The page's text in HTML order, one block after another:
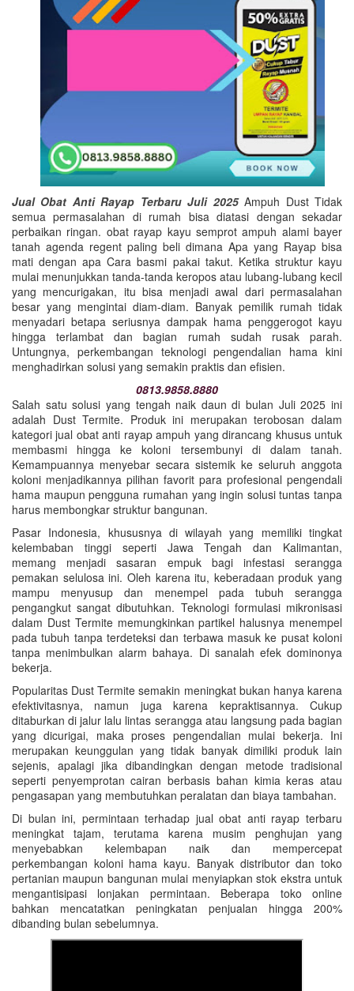
Jual Obat Anti Rayap Terbaru Juli 2025Ampuh Dust Tidak
semua permasalahan di rumah bisa diatasi dengan sekadar
perbaikan ringan. obat rayap kayu semprot ampuh alami bayer
tanah agenda regent paling beli dimana Apa yang Rayap bisa
mati dengan apa Cara basmi pakai takut. Ketika struktur kayu
mulai menunjukkan tanda-tanda keropos atau lubang-lubang kecil
yang mencurigakan, itu bisa menjadi awal dari permasalahan
besar yang mengintai diam-diam. Banyak pemilik rumah tidak
menyadari betapa seriusnya dampak hama penggerogot kayu
hingga terlambat dan bagian rumah sudah rusak parah.
Untungnya, perkembangan teknologi pengendalian hama kini
menghadirkan solusi yang semakin praktis dan efisien.
0813.9858.8880
Salah satu solusi yang tengah naik daun di bulan Juli 2025 ini
adalah Dust Termite. Produk ini merupakan terobosan dalam
kategori jual obat anti rayap ampuh yang dirancang khusus untuk
membasmi hingga ke koloni tersembunyi di dalam tanah.
Kemampuannya menyebar secara sistemik ke seluruh anggota
koloni menjadikannya pilihan favorit para profesional pengendali
hama maupun pengguna rumahan yang ingin solusi tuntas tanpa
harus membongkar struktur bangunan.
Pasar Indonesia, khususnya di wilayah yang memiliki tingkat
kelembaban tinggi seperti Jawa Tengah dan Kalimantan,
memang menjadi sasaran empuk bagi infestasi serangga
pemakan selulosa ini. Oleh karena itu, keberadaan produk yang
mampu menyusup dan menempel pada tubuh serangga
pengangkut sangat dibutuhkan. Teknologi formulasi mikronisasi
dalam Dust Termite memungkinkan partikel halusnya menempel
pada tubuh tanpa terdeteksi dan terbawa masuk ke pusat koloni
tanpa menimbulkan alarm bahaya. Di sanalah efek dominonya
bekerja.
Popularitas Dust Termite semakin meningkat bukan hanya karena
efektivitasnya, namun juga karena kepraktisannya. Cukup
ditaburkan di jalur lalu lintas serangga atau langsung pada bagian
yang dicurigai, maka proses pengendalian mulai bekerja. Ini
merupakan keunggulan yang tidak banyak dimiliki produk lain
sejenis, apalagi jika dibandingkan dengan metode tradisional
seperti penyemprotan cairan berbasis bahan kimia keras atau
pengasapan yang membutuhkan peralatan dan biaya tambahan.
Di bulan ini, permintaan terhadap jual obat anti rayap terbaru
meningkat tajam, terutama karena musim penghujan yang
menyebabkan kelembapan naik dan mempercepat
perkembangan koloni hama kayu. Banyak distributor dan toko
pertanian maupun bangunan mulai menyiapkan stok ekstra untuk
mengantisipasi lonjakan permintaan. Beberapa toko online
bahkan mencatatkan peningkatan penjualan hingga 200%
dibanding bulan sebelumnya.